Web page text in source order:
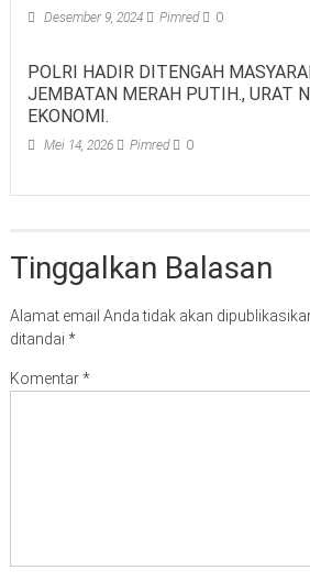
Desember 9, 2024 Pimred 0
POLRI HADIR DITENGAH
JEMBATAN MERAH PUTIH., URAT
EKONOMI.
Mei 14, 2026 Pimred 0
Tinggalkan Balasan
Alamat email Anda tidak akan
ditandai *
Komentar*